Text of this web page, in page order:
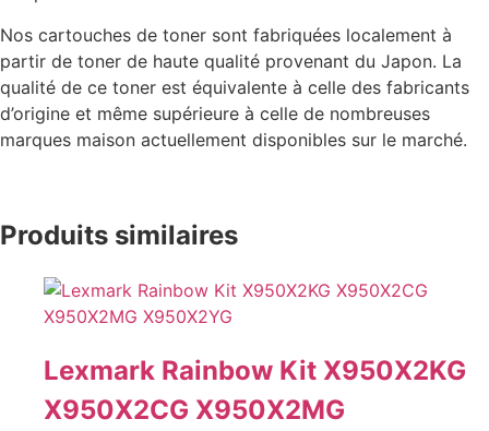
Nos cartouches de toner sont fabriquées localement à
partir de toner de haute qualité provenant du Japon. La
qualité de ce toner est équivalente à celle des fabricants
d’origine et même supérieure à celle de nombreuses
marques maison actuellement disponibles sur le marché.
Produits similaires
Lexmark Rainbow Kit X950X2KG
X950X2CG X950X2MG